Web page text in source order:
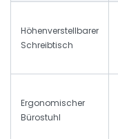
Höhenverstellbarer
Schreibtisch
Ergonomischer
Bürostuhl